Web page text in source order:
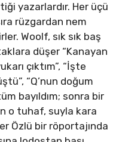
yazarlardır. Her üçü
rüzgardan nem
Woolf, sık sık baş
düşer “Kanayan
çıktım”, “İşte
“Q’nun doğum
bayıldım; sonra bir
o tuhaf, suyla kara
Özlü bir röportajında